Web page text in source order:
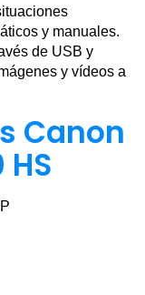
y manuales.
de USB y
y vídeos a
Canon